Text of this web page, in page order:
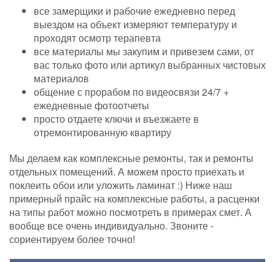
все замерщики и рабочие ежедневно перед
выездом на объект измеряют температуру и
проходят осмотр терапевта
все материалы мы закупим и привезем сами, от
вас только фото или артикул выбранных чистовых
материалов
общение с прорабом по видеосвязи 24/7 +
ежедневные фотоотчеты
просто отдаете ключи и въезжаете в
отремонтированную квартиру
Мы делаем как комплексные ремонты, так и ремонты
отдельных помещений. А можем просто приехать и
поклеить обои или уложить ламинат :) Ниже наш
примерный прайс на комплексные работы, а расценки
на типы работ можно посмотреть в примерах смет. А
вообще все очень индивидуально. Звоните -
сориентируем более точно!